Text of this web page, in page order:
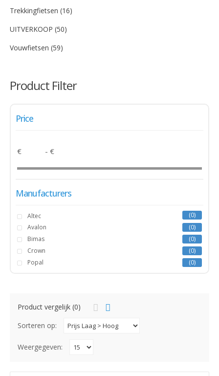
Trekkingfietsen (16)
UITVERKOOP (50)
Vouwfietsen (59)
Product Filter
Price
€ - €
Manufacturers
Altec
0
Avalon
0
Bimas
0
Crown
0
Popal
0
Product vergelijk (0)
Sorteren op:
Weergegeven: